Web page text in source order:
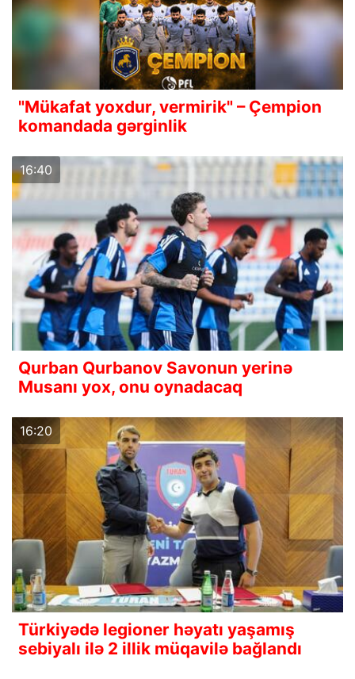
"Mükafat yoxdur, vermirik" – Çempion
komandada gərginlik
16:40
Qurban Qurbanov Savonun yerinə
Musanı yox, onu oynadacaq
16:20
Türkiyədə legioner həyatı yaşamış
sebiyalı ilə 2 illik müqavilə bağlandı